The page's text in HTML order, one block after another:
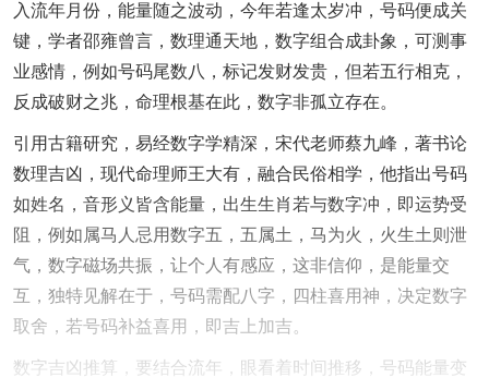
入流年月份，能量随之波动，今年若逢太岁冲，号码便成关
键，学者邵雍曾言，数理通天地，数字组合成卦象，可测事
业感情，例如号码尾数八，标记发财发贵，但若五行相克，
反成破财之兆，命理根基在此，数字非孤立存在。
引用古籍研究，易经数字学精深，宋代老师蔡九峰，著书论
数理吉凶，现代命理师王大有，融合民俗相学，他指出号码
如姓名，音形义皆含能量，出生生肖若与数字冲，即运势受
阻，例如属马人忌用数字五，五属土，马为火，火生土则泄
气，数字磁场共振，让个人有感应，这非信仰，是能量交
互，独特见解在于，号码需配八字，四柱喜用神，决定数字
取舍，若号码补益喜用，即吉上加吉。
数字吉凶推算，要结合流年，眼看着时间推移，号码能量变